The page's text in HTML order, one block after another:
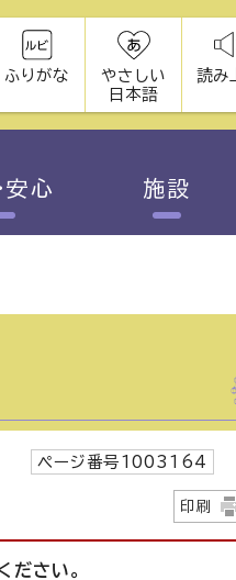
ふりがな
やさしい
日本語
読み
安心 施設
ページ番号1003164
印刷
さい。